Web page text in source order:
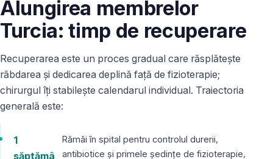
Alungirea membrelor
Turcia: timp de recuperare
Recuperarea este un proces gradual care răsplătește
răbdarea și dedicarea deplină față de fizioterapie;
chirurgul îți stabilește calendarul individual. Traiectoria
generală este:
1
săptămâ
Rămâi în spital pentru controlul durerii,
antibiotice și primele ședințe de fizioterapie,